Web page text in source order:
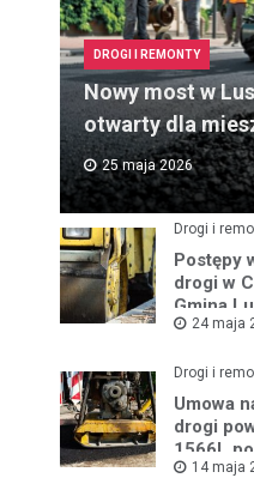
DROGI I REMONTY
Nowy most w
otwarty dla
25 maja 2026
Drogi i
Postępy
drogi w
Gmina
miejscu
24 maja
Drogi i
Umowa
drogi
1566L
III w toku
14 maja